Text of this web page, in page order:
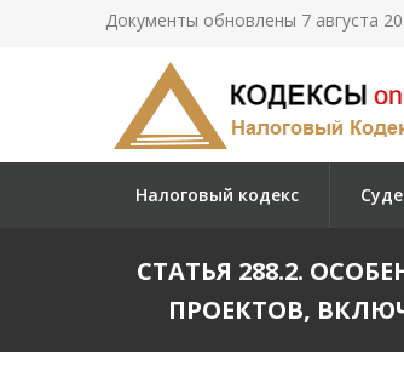
Документы обновлены 7 августа
Налоговый кодекс
СТАТЬЯ 288.2.
ПРОЕКТОВ,